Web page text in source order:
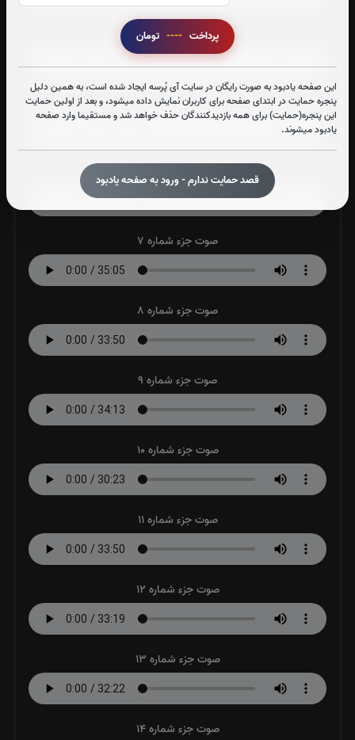
پرداخت ----
این صفحه یادبود به صورت رایگان در سایت آی پُرسه ایجاد شده است، به همین دلیل
پنجره حمایت در ابتدای صفحه برای کاربران نمایش داده میشود، و بعد از اولین حمایت
این پنجره(حمایت) برای همه بازدیدکنندگان حذف خواهد شد و مستقیما وارد صفحه
یادبود میشوند.
قصد حمایت ندارم - ورود به صفحه یادبود
صوت جزء شماره 4
صوت جزء شماره 5
صوت جزء شماره 6
صوت جزء شماره 7
صوت جزء شماره 8
صوت جزء شماره 9
صوت جزء شماره 10
صوت جزء شماره 11
صوت جزء شماره 12
صوت جزء شماره 13
صوت جزء شماره 14